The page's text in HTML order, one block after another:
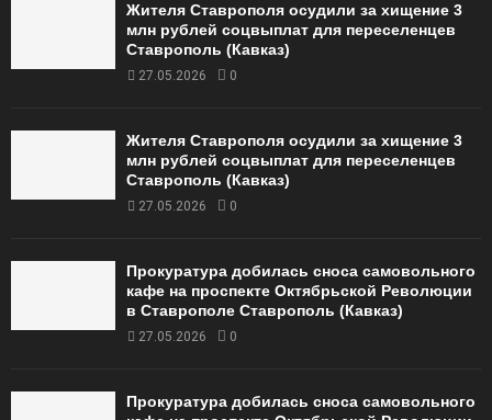
Жителя Ставрополя осудили за хищение 3
млн рублей соцвыплат для переселенцев
Ставрополь (Кавказ)
27.05.2026 0
Жителя Ставрополя осудили за хищение 3
млн рублей соцвыплат для переселенцев
Ставрополь (Кавказ)
27.05.2026 0
Прокуратура добилась сноса самовольного
кафе на проспекте Октябрьской Революции
в Ставрополе Ставрополь (Кавказ)
27.05.2026 0
Прокуратура добилась сноса самовольного